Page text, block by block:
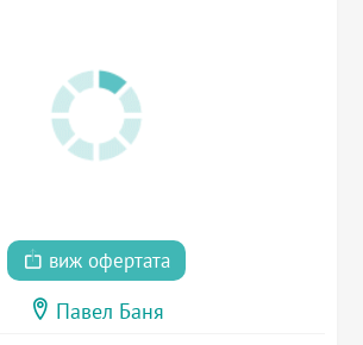
виж офертата
Павел Баня